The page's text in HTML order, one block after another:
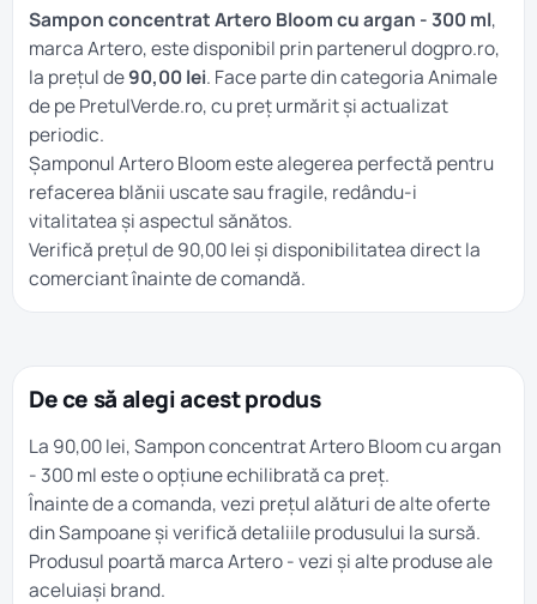
Sampon concentrat Artero Bloom cu argan - 300 ml,
marca Artero, este disponibil prin partenerul dogpro.ro,
la prețul de90,00 lei. Face parte din categoriaAnimale
de pe PretulVerde.ro, cu preț urmărit și actualizat
periodic.
Șamponul Artero Bloom este alegerea perfectă pentru
refacerea blănii uscate sau fragile, redându-i
vitalitatea și aspectul sănătos.
Verifică prețul de 90,00 lei și disponibilitatea direct la
comerciant înainte de comandă.
De ce să alegi acest produs
La 90,00 lei, Sampon concentrat Artero Bloom cu argan
- 300 ml este o opțiune echilibrată ca preț.
Înainte de a comanda, vezi prețul alături de alte oferte
dinSampoaneși verifică detaliile produsului la sursă.
Produsul poartă marcaArtero- vezi și alte produse ale
aceluiași brand.